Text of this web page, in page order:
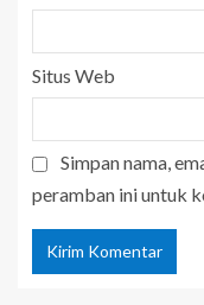
Situs Web
Simpan nama,
peramban ini untuk